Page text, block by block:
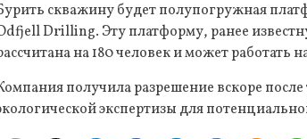
скважину будет полупогружная
Drilling. Эту платформу, ранее
на 180 человек и может работать
получила разрешение вскоре
экспертизы для